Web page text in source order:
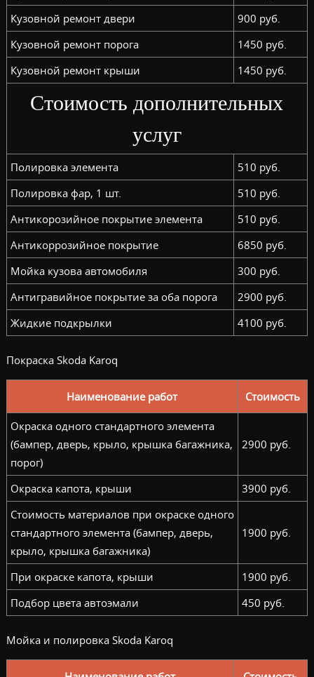
Кузовной ремонт двери
900 руб.
Кузовной ремонт порога
1450 руб.
Кузовной ремонт крыши
1450 руб.
Стоимость дополнительных
услуг
Полировка элемента
510 руб.
Полировка фар, 1 шт.
510 руб.
Антикорозийное покрытие элемента
510 руб.
Антикоррозийное покрытие
6850 руб.
Мойка кузова автомобиля
300 руб.
Антигравийное покрытие за оба порога
2900 руб.
Жидкие подкрылки
4100 руб.
Покраска Skoda Karoq
Наименование работ Стоимость
Окраска одного стандартного элемента
(бампер, дверь, крыло, крышка багажника,
порог)
2900 руб.
Окраска капота, крыши
3900 руб.
Стоимость материалов при окраске одного
стандартного элемента (бампер, дверь,
крыло, крышка багажника)
1900 руб.
При окраске капота, крыши
1900 руб.
Подбор цвета автоэмали
450 руб.
Мойка и полировка Skoda Karoq